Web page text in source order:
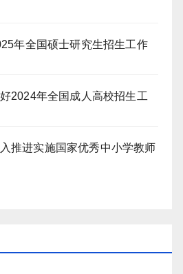
年全国硕士研究生招生工作
2024年全国成人高校招生工
推进实施国家优秀中小学教师